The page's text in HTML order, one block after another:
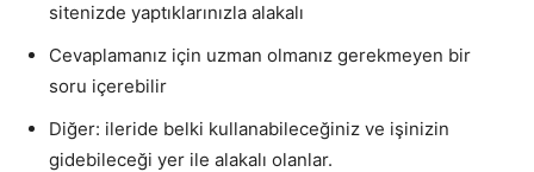
sitenizde yaptıklarınızla alakalı
Cevaplamanız için uzman olmanız gerekmeyen bir
soru içerebilir
Diğer: ileride belki kullanabileceğiniz ve işinizin
gidebileceği yer ile alakalı olanlar.